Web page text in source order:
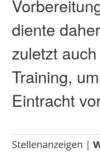
diente
zuletzt
Training,
Eintracht
Stellenanzeigen |